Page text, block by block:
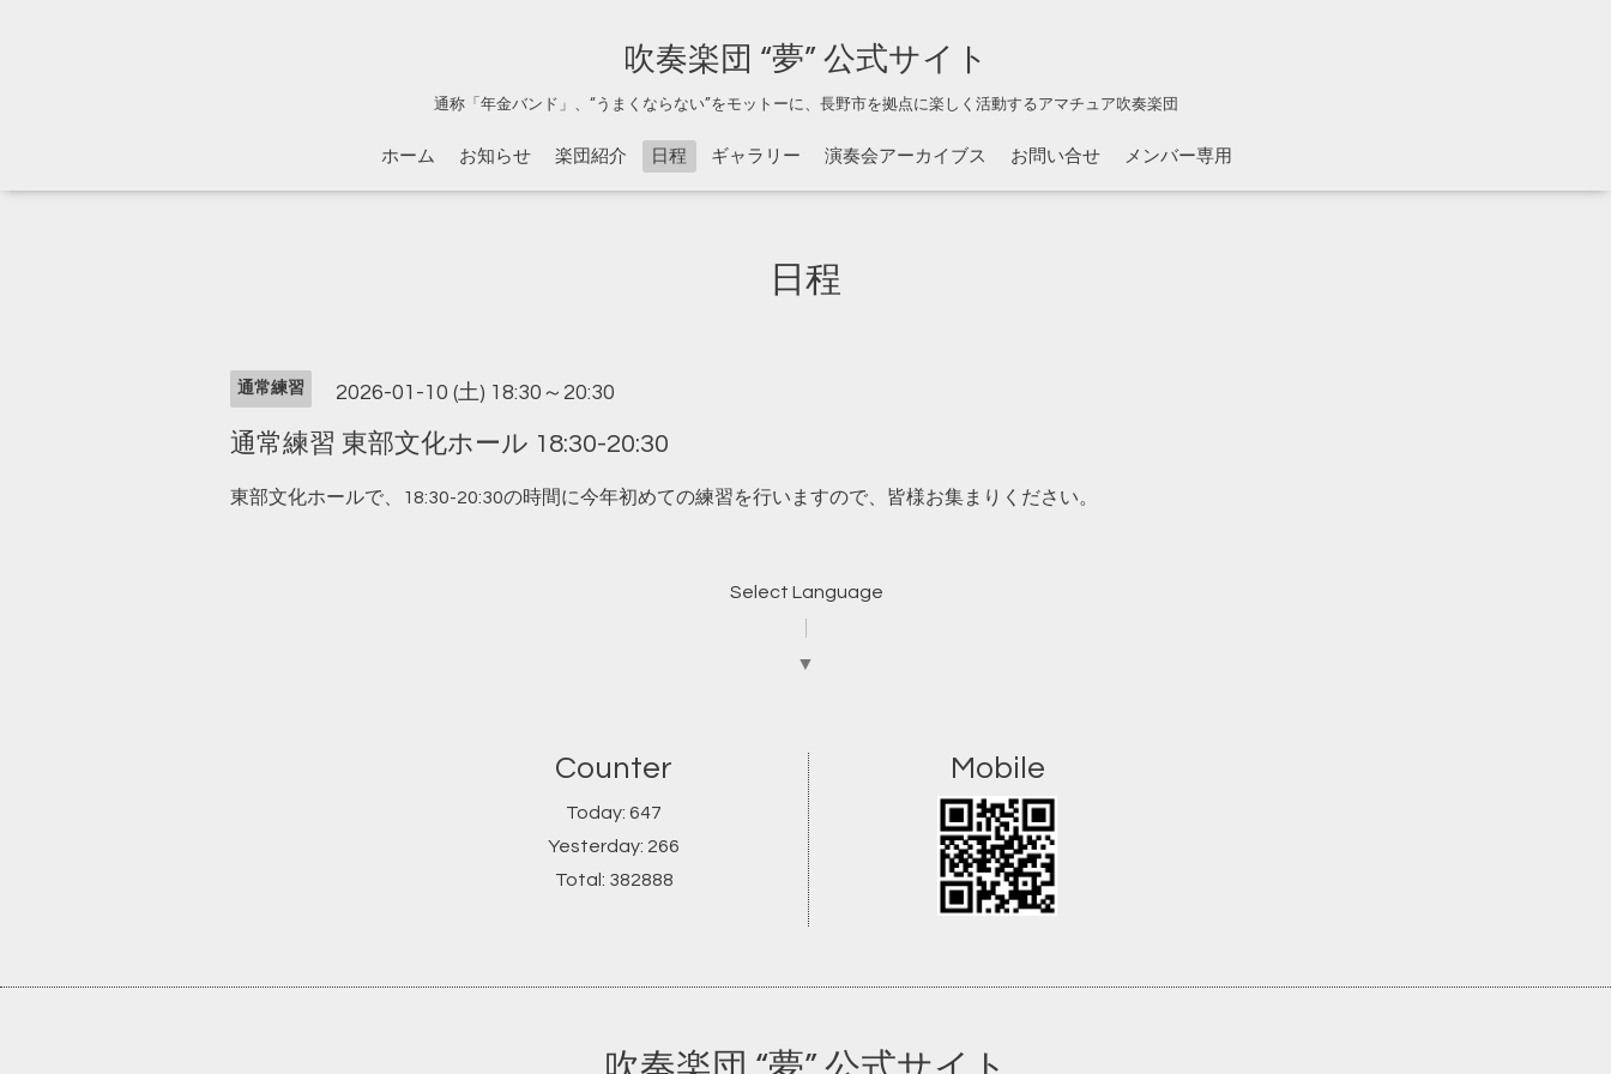
吹奏楽団 “夢” 公式サイト
通称「年金バンド」、“うまくならない”をモットーに、長野市を拠点に楽しく活動するアマチュア吹奏楽団
ホーム お知らせ 楽団紹介 日程 ギャラリー 演奏会アーカイブス お問い合せ メンバー専用
日程
通常練習 2026-01-10 (土) 18:30～20:30
通常練習 東部文化ホール 18:30-20:30
東部文化ホールで、18:30-20:30の時間に今年初めての練習を行いますので、皆様お集まりください。
Select Language
▼
Counter
Today:647
Yesterday: 266
Total: 382888
Mobile